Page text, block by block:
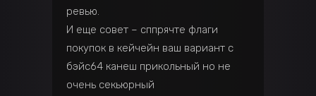
ревью.
И еще совет – сппрячте флаги
покупок в кейчейн ваш вариант с
бэйс64 канеш прикольный но не
очень секьюрный